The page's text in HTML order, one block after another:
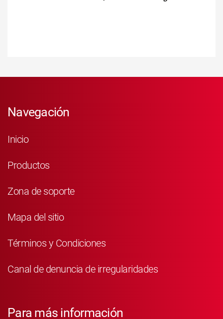
Navegación
Inicio
Productos
Zona de soporte
Mapa del sitio
Términos y Condiciones
Canal de denuncia de irregularidades
Para más información